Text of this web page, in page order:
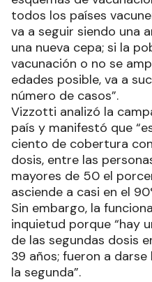
todos los países
va a seguir siendo una
una nueva cepa; si la
vacunación o no se
edades posible, va a
número de casos”.
Vizzotti analizó la
país y manifestó que
ciento de cobertura
dosis, entre las
mayores de 50 el
asciende a casi en el
Sin embargo, la
inquietud porque “hay
de las segundas dosis
39 años; fueron a
la segunda”.